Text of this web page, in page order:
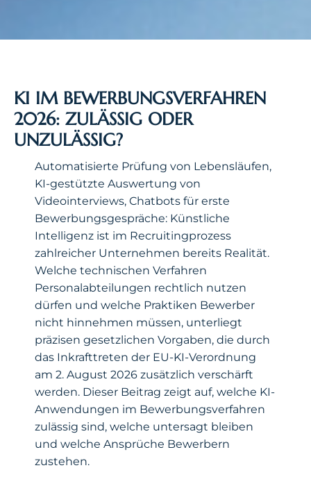
KI IM BEWERBUNGSVERFAHREN
2026: ZULÄSSIG ODER
UNZULÄSSIG?
Automatisierte Prüfung von Lebensläufen,
KI-gestützte Auswertung von
Videointerviews, Chatbots für erste
Bewerbungsgespräche: Künstliche
Intelligenz ist im Recruitingprozess
zahlreicher Unternehmen bereits Realität.
Welche technischen Verfahren
Personalabteilungen rechtlich nutzen
dürfen und welche Praktiken Bewerber
nicht hinnehmen müssen, unterliegt
präzisen gesetzlichen Vorgaben, die durch
das Inkrafttreten der EU-KI-Verordnung
am 2. August 2026 zusätzlich verschärft
werden. Dieser Beitrag zeigt auf, welche KI-
Anwendungen im Bewerbungsverfahren
zulässig sind, welche untersagt bleiben
und welche Ansprüche Bewerbern
zustehen.